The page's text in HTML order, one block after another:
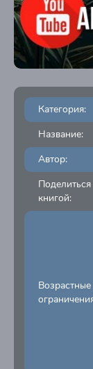
Категория:
Название:
Автор:
Поделиться
книгой:
Возрастные